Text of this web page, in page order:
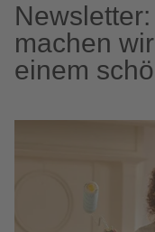
machen
einem